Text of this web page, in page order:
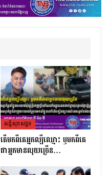
សន្តិសុខសង្គម
តេីមកពីគេអ្នកល្បីឈ្មោះ​ ឫមកពីគេ
ជាអ្នកមានលុយច្រេីន​…